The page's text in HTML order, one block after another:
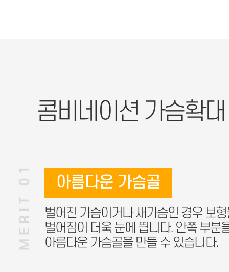
콤비네이션 가슴확대
MERIT 01 아름다운 가슴골
벌어진 가슴이거나 새가슴인 경우 보
벌어짐이 더욱 눈에 띕니다. 안쪽 부분
아름다운 가슴골을 만들 수 있습니다.